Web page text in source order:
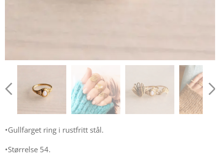
•Gullfarget ring i rustfritt stål.
•Størrelse 54.